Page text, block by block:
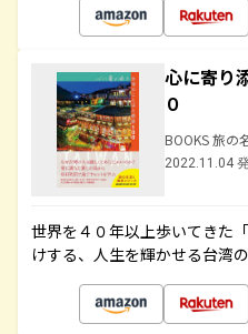
心に寄り
０
BOOKS 旅の
2022.11.04
世界を４０年以上歩いてきた
けする、人生を輝かせる台湾